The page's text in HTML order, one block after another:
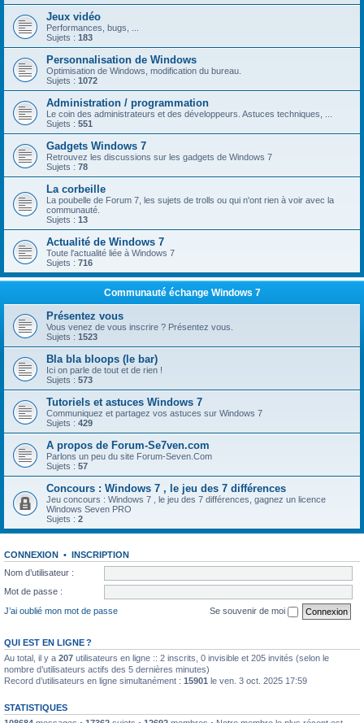
Jeux vidéo
Performances, bugs, ...
Sujets : 183
Personnalisation de Windows
Optimisation de Windows, modification du bureau.
Sujets : 1072
Administration / programmation
Le coin des administrateurs et des développeurs. Astuces techniques, ...
Sujets : 551
Gadgets Windows 7
Retrouvez les discussions sur les gadgets de Windows 7
Sujets : 78
La corbeille
La poubelle de Forum 7, les sujets de trolls ou qui n'ont rien à voir avec la
communauté.
Sujets : 13
Actualité de Windows 7
Toute l'actualité liée à Windows 7
Sujets : 716
Communauté échange Windows 7
Présentez vous
Vous venez de vous inscrire ? Présentez vous.
Sujets : 1523
Bla bla bloops (le bar)
Ici on parle de tout et de rien !
Sujets : 573
Tutoriels et astuces Windows 7
Communiquez et partagez vos astuces sur Windows 7
Sujets : 429
A propos de Forum-Se7ven.com
Parlons un peu du site Forum-Seven.Com
Sujets : 57
Concours : Windows 7 , le jeu des 7 différences
Jeu concours : Windows 7 , le jeu des 7 différences, gagnez un licence
Windows Seven PRO
Sujets : 2
CONNEXION • INSCRIPTION
Nom d’utilisateur :
Mot de passe :
J’ai oublié mon mot de passe
Se souvenir de moi
QUI EST EN LIGNE ?
Au total, il y a 207 utilisateurs en ligne :: 2 inscrits, 0 invisible et 205 invités (selon le
nombre d’utilisateurs actifs des 5 dernières minutes)
Record d’utilisateurs en ligne simultanément : 15901 le ven. 3 oct. 2025 17:59
STATISTIQUES